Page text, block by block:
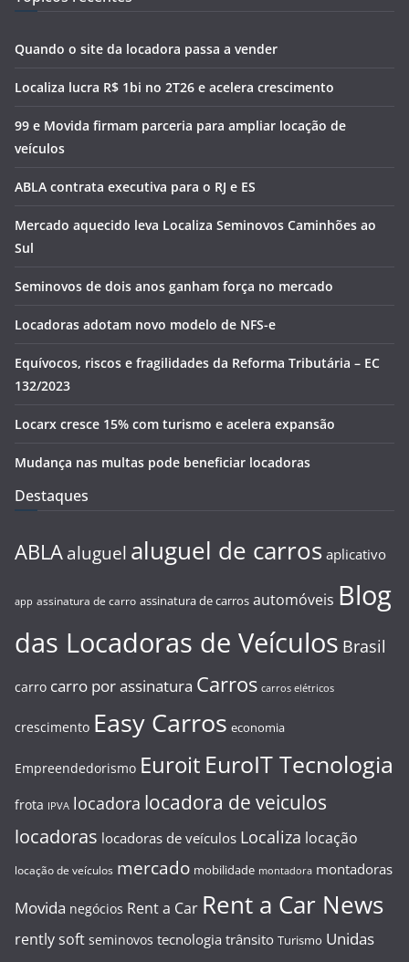
Quando o site da locadora passa a vender
Localiza lucra R$ 1bi no 2T26 e acelera crescimento
99 e Movida firmam parceria para ampliar locação de
veículos
ABLA contrata executiva para o RJ e ES
Mercado aquecido leva Localiza Seminovos Caminhões ao
Sul
Seminovos de dois anos ganham força no mercado
Locadoras adotam novo modelo de NFS-e
Equívocos, riscos e fragilidades da Reforma Tributária – EC
132/2023
Locarx cresce 15% com turismo e acelera expansão
Mudança nas multas pode beneficiar locadoras
Destaques
ABLA aluguel aluguel de carros aplicativo
app assinatura de carro assinatura de carros automóveis Blog
das Locadoras de Veículos Brasil
carro carro por assinatura Carros carros elétricos
crescimento Easy Carros economia
Empreendedorismo Euroit EuroIT Tecnologia
frota IPVA locadora locadora de veiculos
locadoras locadoras de veículos Localiza locação
locação de veículos mercado mobilidade montadora montadoras
Movida negócios Rent a Car Rent a Car News
rently soft seminovos tecnologia trânsito Turismo Unidas